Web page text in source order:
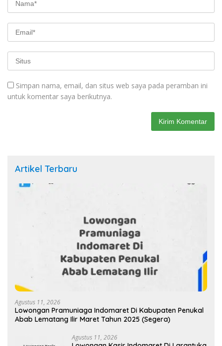
Simpan nama, email, dan situs web saya pada peramban ini
untuk komentar saya berikutnya.
Artikel Terbaru
Agustus 11, 2026
Lowongan Pramuniaga Indomaret Di Kabupaten Penukal
Abab Lematang Ilir Maret Tahun 2025 (Segera)
Agustus 11, 2026